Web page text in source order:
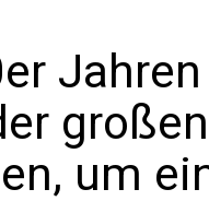
um